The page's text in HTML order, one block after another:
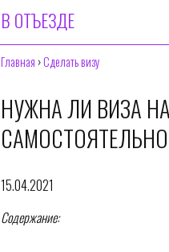
В ОТЪЕЗДЕ
Главная ›Сделать визу
НУЖНА ЛИ ВИЗА
15.04.2021
Содержание: